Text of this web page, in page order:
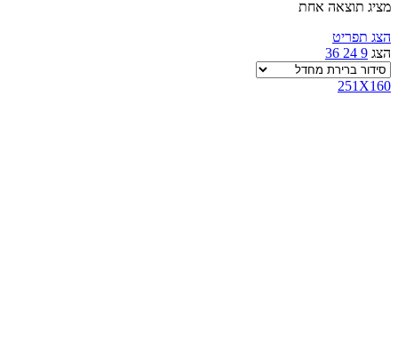
מציג תוצאה אחת
הצג תפריט
הצג 9
24
36
251X160